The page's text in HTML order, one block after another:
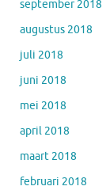
september 2018
augustus 2018
juli 2018
juni 2018
mei 2018
april 2018
maart 2018
februari 2018